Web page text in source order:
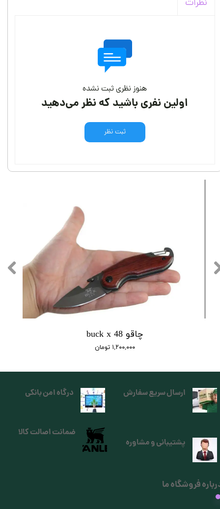
نظرات
هنوز نظری ثبت نشده
اولین نفری باشید که نظر می‌دهید
ثبت نظر
چاقو buck x 48
۱,۲۰۰,۰۰۰ تومان
ارسال سریع سفارش
فروشگاه ما
درگاه امن بانکی
پشتیبانی و مشاوره
ضمانت اصالت کالا